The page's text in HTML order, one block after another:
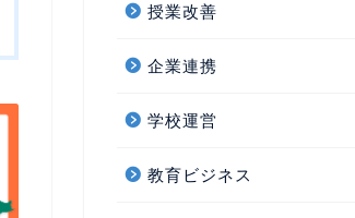
授業改善
企業連携
学校運営
教育ビジネス